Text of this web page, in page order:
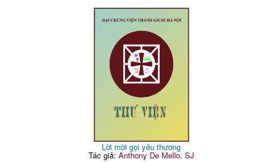
Lời mời gọi yêu thương
Tác giả: Anthony De Mello, SJ